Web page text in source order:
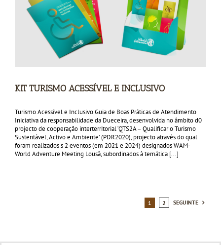
KIT TURISMO ACESSÍVEL E INCLUSIVO
Turismo Acessível e Inclusivo Guia de Boas Práticas de Atendimento
Iniciativa da responsabilidade da Dueceira, desenvolvida no âmbito d0
projecto de cooperação interterritorial ‘QTS2A – Qualificar o Turismo
Sustentável, Activo e Ambiente’ (PDR2020), projecto através do qual
foram realizados s 2 eventos (em 2021 e 2024) designados WAM-
World Adventure Meeting Lousã, subordinados à temática [...]
1 2 SEGUINTE